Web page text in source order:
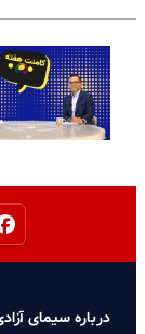
درباره سیمای